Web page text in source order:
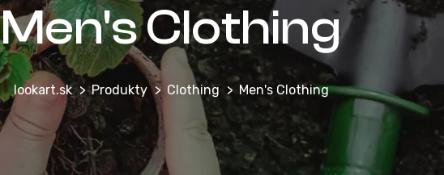
Men's Clothing
lookart.sk Produkty Clothing Men's Clothing